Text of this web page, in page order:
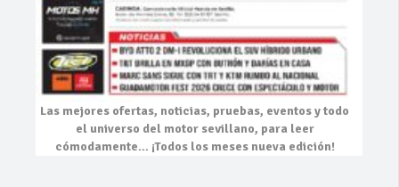
Las mejores ofertas, noticias, pruebas, eventosy todo
el universo del motor sevillano, para leer
cómodamente… ¡Todos los meses nueva edición!